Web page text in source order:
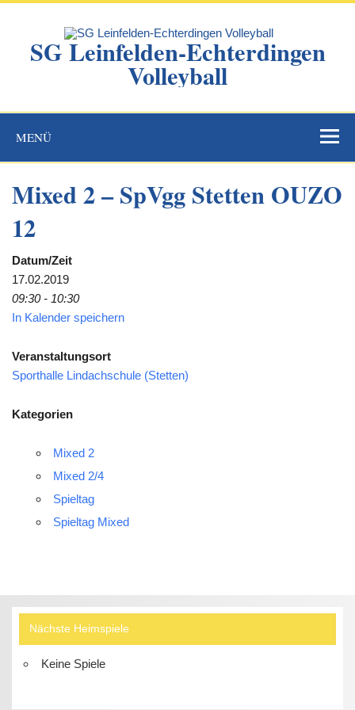
Zum
SG Leinfelden-Echterdingen
Volleyball
MENÜ
Mixed 2 – SpVgg Stetten OUZO
12
Datum/Zeit
17.02.2019
09:30 - 10:30
In Kalender speichern
Veranstaltungsort
Sporthalle Lindachschule (Stetten)
Kategorien
Mixed 2
Mixed 2/4
Spieltag
Spieltag Mixed
Nächste Heimspiele
Keine Spiele